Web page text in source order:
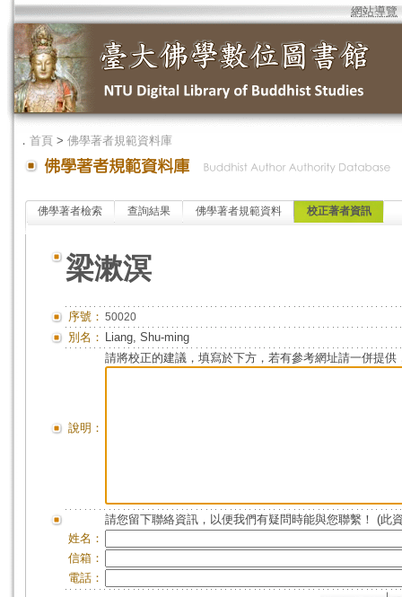
網站導覽
． 首頁 > 佛學著者規範資料庫
佛學著者檢索 查詢結果 佛學著者規範資料 校正著者資訊
梁漱溟
序號： 50020
別名： Liang, Shu-ming
說明：
請將校正的建議，填寫於下方，若有參考網址請一併提供
請您留下聯絡資訊，以便我們有疑問時能與您聯繫！ (此
姓名：
信箱：
電話：